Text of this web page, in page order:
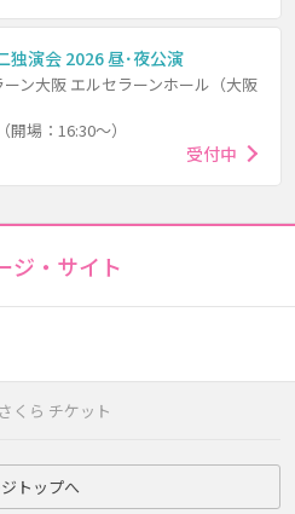
くら チケット
独演会 2026 昼･夜公演
ン大阪 エルセラーンホール（大阪
場：16:30～）
受付中
ジ・サイト
トップへ